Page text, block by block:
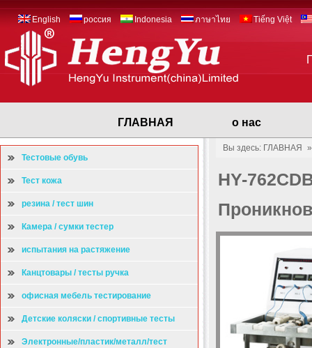
Tiếng Việt
ภาษาไทย
Indonesia
россия
English
ГЛАВНАЯ о нас
Тестовые обувь
Тест кожа
резина / тест шин
Камера / сумки тестер
испытания на растяжение
Канцтовары / тесты ручка
офисная мебель тестирование
Детские коляски / спортивные тесты
Электронные/пластик/металл/тест
Вы здесь: ГЛАВНАЯ
HY-